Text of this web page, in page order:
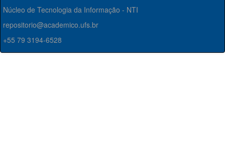
Núcleo de Tecnologia da Informação - NTI
repositorio@academico.ufs.br
+55 79 3194-6528